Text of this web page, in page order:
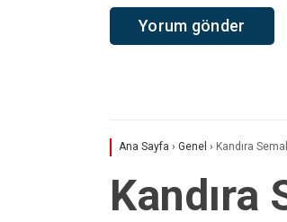
Ana Sayfa › Genel › Kandıra
Kandıra